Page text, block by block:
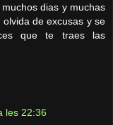
dias y muchas
de excusas y se
que te traes las
les 22:36